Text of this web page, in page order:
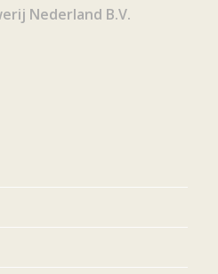
Nederland B.V.